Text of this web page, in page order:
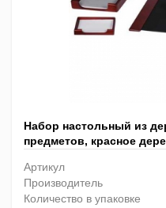
Набор настольный из
предметов, красное
Артикул
Производитель
Количество в упаковке